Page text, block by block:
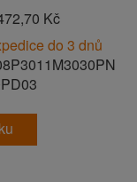
Kč
do 3 dnů